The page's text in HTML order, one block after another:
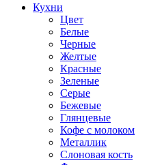
Кухни
Цвет
Белые
Черные
Желтые
Красные
Зеленые
Серые
Бежевые
Глянцевые
Кофе с молоком
Металлик
Слоновая кость